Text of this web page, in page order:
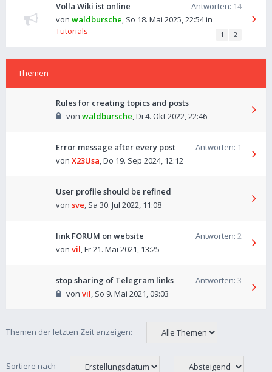
Volla Wiki ist online Antworten: 14
von waldbursche, So 18. Mai 2025, 22:54in
Tutorials
1 2
Themen
Rules for creating topics and posts
von waldbursche,Di 4. Okt 2022, 22:46
Error message after every post Antworten: 1
von X23Usa,Do 19. Sep 2024, 12:12
User profile should be refined
von sve, Sa 30. Jul 2022, 11:08
link FORUM on website Antworten: 2
von vil,Fr 21. Mai 2021, 13:25
stop sharing of Telegram links Antworten: 3
von vil, So 9. Mai 2021, 09:03
Themen der letzten Zeit anzeigen:
Sortiere nach